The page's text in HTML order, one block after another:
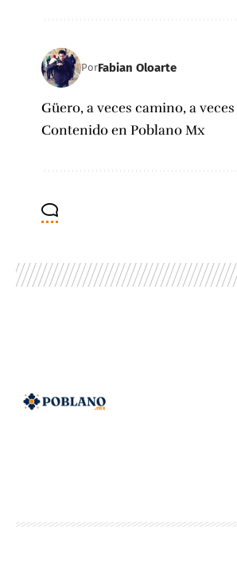
PorFabian Oloarte
Güero, a veces camino, a
Contenido en Poblano Mx